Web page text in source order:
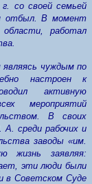
со своей семьей
отбыл. В момент
работал
чуждым по
настроен к
активную
мероприятий
В своих
А. среди рабочих и
заводы «им.
жизнь заявляя:
эти люди были
в Советском Суде